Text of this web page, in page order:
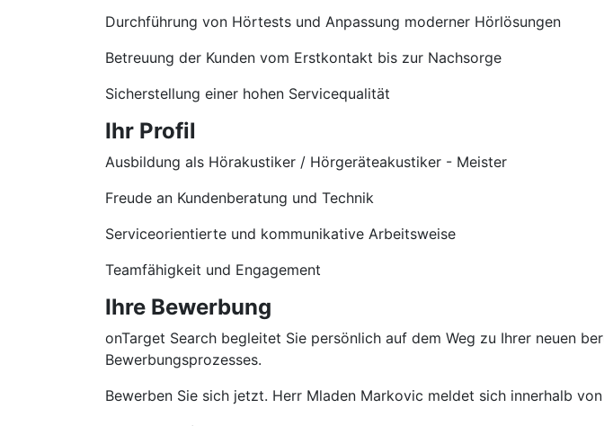
Durchführung von Hörtests und Anpassung moderner Hörlösungen
Betreuung der Kunden vom Erstkontakt bis zur Nachsorge
Sicherstellung einer hohen Servicequalität
Ihr Profil
Ausbildung als Hörakustiker / Hörgeräteakustiker - Meister
Freude an Kundenberatung und Technik
Serviceorientierte und kommunikative Arbeitsweise
Teamfähigkeit und Engagement
Ihre Bewerbung
onTarget Search begleitet Sie persönlich auf dem Weg zu Ihrer neuen
Bewerbungsprozesses.
Bewerben Sie sich jetzt. Herr Mladen Markovic meldet sich innerhalb